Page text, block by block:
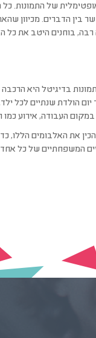
של התמונות.
בין הדברים. מכיוון
בוחנים היטב את כל
בדיגיטל היא
הולדת שנתיים לכל
העבודה, אירוע כמו
את האלבומים הללו,
המשפחתיים של כל